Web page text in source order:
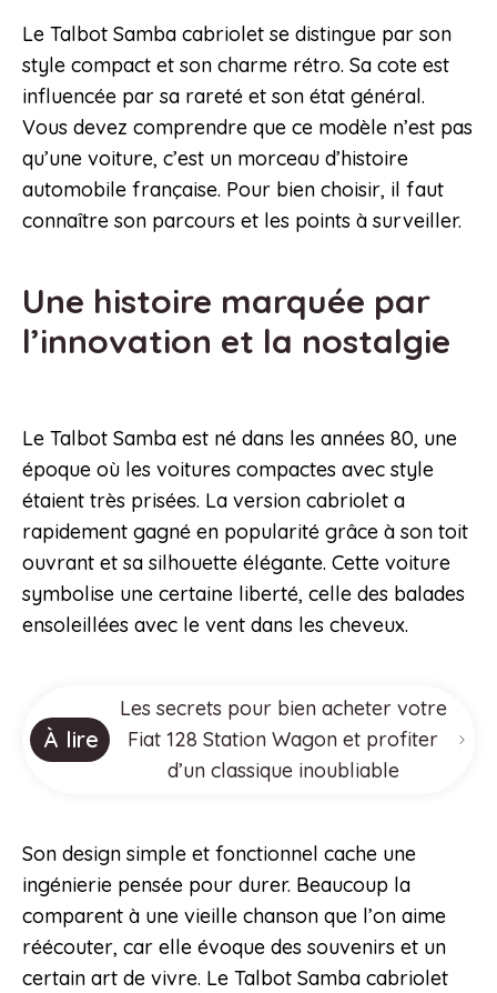
Le Talbot Samba cabriolet se distingue par son
style compact et son charme rétro. Sa cote est
influencée par sa rareté et son état général.
Vous devez comprendre que ce modèle n’est pas
qu’une voiture, c’est un morceau d’histoire
automobile française. Pour bien choisir, il faut
connaître son parcours et les points à surveiller.
Une histoire marquée par
l’innovation et la nostalgie
Le Talbot Samba est né dans les années 80, une
époque où les voitures compactes avec style
étaient très prisées. La version cabriolet a
rapidement gagné en popularité grâce à son toit
ouvrant et sa silhouette élégante. Cette voiture
symbolise une certaine liberté, celle des balades
ensoleillées avec le vent dans les cheveux.
À lire
Les secrets pour bien acheter votre
Fiat 128 Station Wagon et profiter
d’un classique inoubliable
Son design simple et fonctionnel cache une
ingénierie pensée pour durer. Beaucoup la
comparent à une vieille chanson que l’on aime
réécouter, car elle évoque des souvenirs et un
certain art de vivre. Le Talbot Samba cabriolet